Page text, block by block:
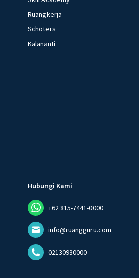
Ruangkerja
Schoters
Kalananti
Hubungi Kami
+62 815-7441-0000
info@ruangguru.com
02130930000